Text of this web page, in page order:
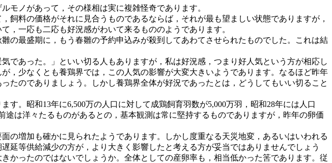
ノがあって，その様相は実に複雑怪奇であります。
料の価格がそれに見合うものであるならば，それが最も望ましい状態でありますが，
，一応も二応も好況感がわいて来るもののようであります。
最盛期に，もう春雛の予約申込みが殺到してあわてさせられたものでした。これは結
あった。」といい切る人もありますが，私は好況感，つまり好人気という方が相応し
，少なくとも養鶏界では，この人気の影響が大変大きいようであります。なるほど昨年
たのでありましょう。しかし養鶏界全体が好況であったとは，どうしてもいい切ること
。昭和13年に6,500万の人口に対して成鶏飼育羽数が5,000万羽，昭和28年には人口
は洋々たるものがあるとの，基本観測は常に堅持するものでありますが，昨年の卵価
増加も確かに見られたようであります。しかし度重なる天災地変，あるいはいわれる
延等供給減少の方が，より大きく影響したと考える方が妥当ではありませんでしょう
かったのではないでしょうか。全体としての産卵率も，相当低かった筈であります。従